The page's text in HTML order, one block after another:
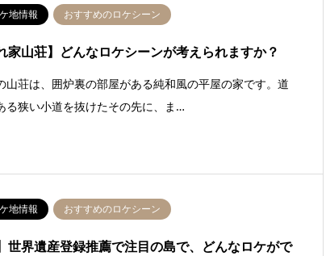
地情報 おすすめのロケシーン
家山荘】どんなロケシーンが考えられますか？
山荘は、囲炉裏の部屋がある純和風の平屋の家です。道
る狭い小道を抜けたその先に、ま…
地情報 おすすめのロケシーン
世界遺産登録推薦で注目の島で、どんなロケがで